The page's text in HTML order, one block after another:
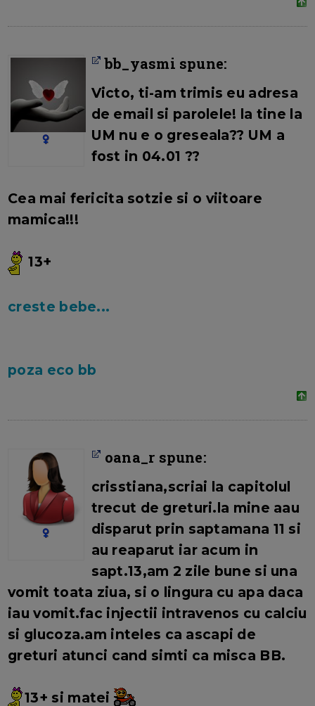
bb_yasmi spune:
Victo, ti-am trimis eu adresa
de email si parolele! la tine la
UM nu e o greseala?? UM a
fost in 04.01 ??
Cea mai fericita sotzie si o viitoare
mamica!!!
13+
creste bebe...
poza eco bb
oana_r spune:
crisstiana,scriai la capitolul
trecut de greturi.la mine aau
disparut prin saptamana 11 si
au reaparut iar acum in
sapt.13,am 2 zile bune si una
vomit toata ziua, si o lingura cu apa daca
iau vomit.fac injectii intravenos cu calciu
si glucoza.am inteles ca ascapi de
greturi atunci cand simti ca misca BB.
13+ si matei